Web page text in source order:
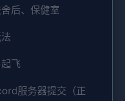
后、保健室
飞
服务器提交（正